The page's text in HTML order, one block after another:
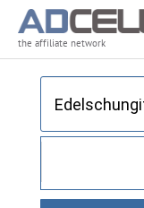
the affiliate network